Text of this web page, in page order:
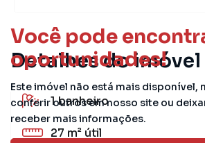
Você pode
oportunidades!
Este imóvel não está mais disponível,
conferir outros em nosso site ou
receber mais informações.
Detalhes do imóvel
1banheiro
27 m² útil